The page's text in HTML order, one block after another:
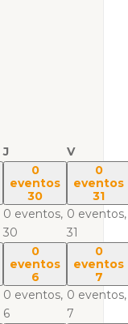
J
V
0
eventos
30
0 eventos,
30
0
eventos
31
0 eventos,
31
0
eventos
6
0 eventos,
6
0
eventos
7
0 eventos,
7